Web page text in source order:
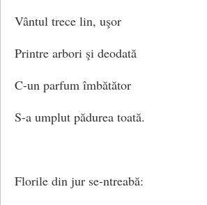
Vântul trece lin, uşor
Printre arbori şi deodată
C-un parfum îmbătător
S-a umplut pădurea toată.
Florile din jur se-ntreabă: